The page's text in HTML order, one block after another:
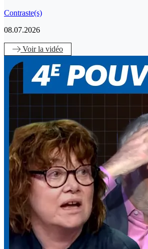
Contraste(s)
08.07.2026
Voirla vidéo